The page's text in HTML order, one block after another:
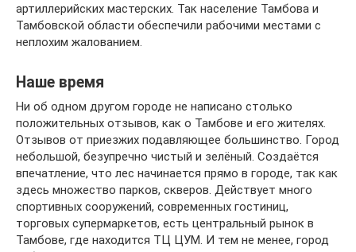
артиллерийских мастерских. Так население Тамбова и
Тамбовской области обеспечили рабочими местами с
неплохим жалованием.
Наше время
Ни об одном другом городе не написано столько
положительных отзывов, как о Тамбове и его жителях.
Отзывов от приезжих подавляющее большинство. Город
небольшой, безупречно чистый и зелёный. Создаётся
впечатление, что лес начинается прямо в городе, так как
здесь множество парков, скверов. Действует много
спортивных сооружений, современных гостиниц,
торговых супермаркетов, есть центральный рынок в
Тамбове, где находится ТЦ ЦУМ. И тем не менее, город